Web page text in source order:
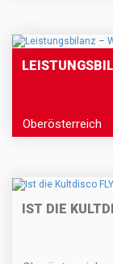
Oberösterreich
IST DIE